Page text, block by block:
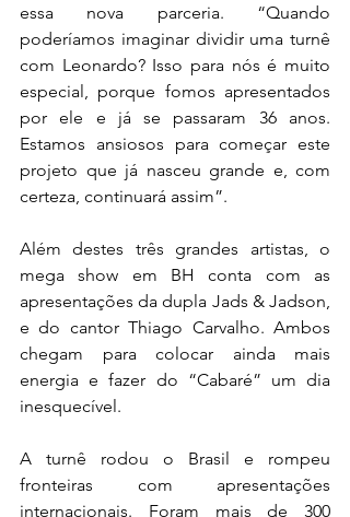
essa nova parceria. “Quando
poderíamos imaginar dividir uma turnê
com Leonardo? Isso para nós é muito
especial, porque fomos apresentados
por ele e já se passaram 36 anos.
Estamos ansiosos para começar este
projeto que já nasceu grande e, com
certeza, continuará assim”.
Além destes três grandes artistas, o
mega show em BH conta com as
apresentações da dupla Jads & Jadson,
e do cantor Thiago Carvalho. Ambos
chegam para colocar ainda mais
energia e fazer do “Cabaré” um dia
inesquecível.
A turnê rodou o Brasil e rompeu
fronteiras com apresentações
internacionais. Foram mais de 300